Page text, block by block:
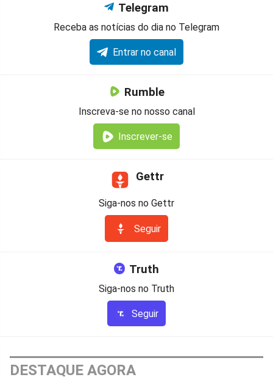
Telegram
Receba as notícias do dia no Telegram
Entrar no canal
Rumble
Inscreva-se no nosso canal
Inscrever-se
Gettr
Siga-nos no Gettr
Seguir
Truth
Siga-nos no Truth
Seguir
DESTAQUE AGORA